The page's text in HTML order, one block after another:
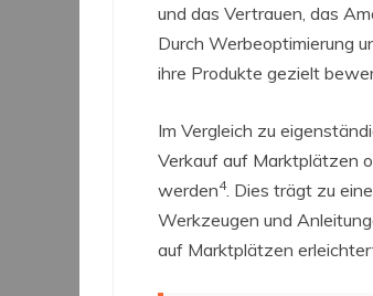
und das Vertrauen, das
Durch Werbeoptimierung
ihre Produkte gezielt
Im Vergleich zu
Verkauf auf Marktplätzen
werden4. Dies trägt zu
Werkzeugen und
auf Marktplätzen